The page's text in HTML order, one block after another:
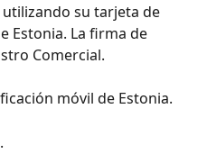
utilizando su tarjeta de
Estonia. La firma de
Comercial.
móvil de Estonia.